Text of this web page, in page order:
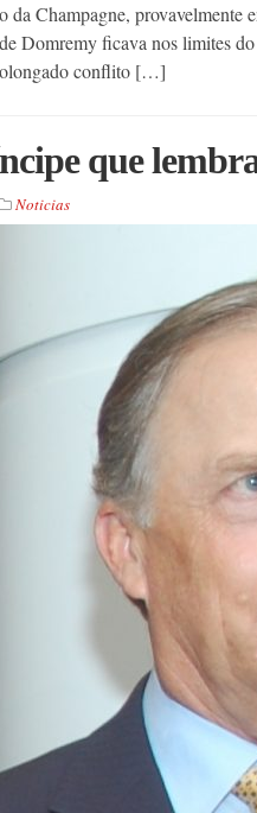
da Champagne, provavelmente
Domremy ficava nos limites
conflito […]
que
Noticias